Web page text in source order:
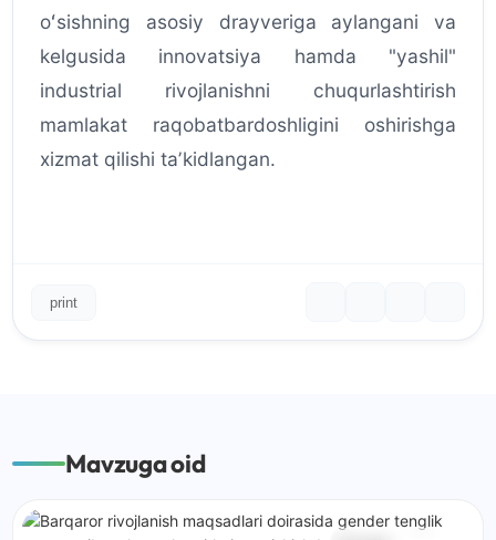
oʻsishning asosiy drayveriga aylangani va
kelgusida innovatsiya hamda "yashil"
industrial rivojlanishni chuqurlashtirish
mamlakat raqobatbardoshligini oshirishga
xizmat qilishi taʼkidlangan.
print
Mavzuga oid